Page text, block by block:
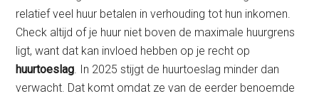
relatief veel huur betalen in verhouding tot hun inkomen.
Check altijd of je huur niet boven de maximale huurgrens
ligt, want dat kan invloed hebben op je recht op
huurtoeslag. In 2025 stijgt de huurtoeslag minder dan
verwacht. Dat komt omdat ze van de eerder benoemde